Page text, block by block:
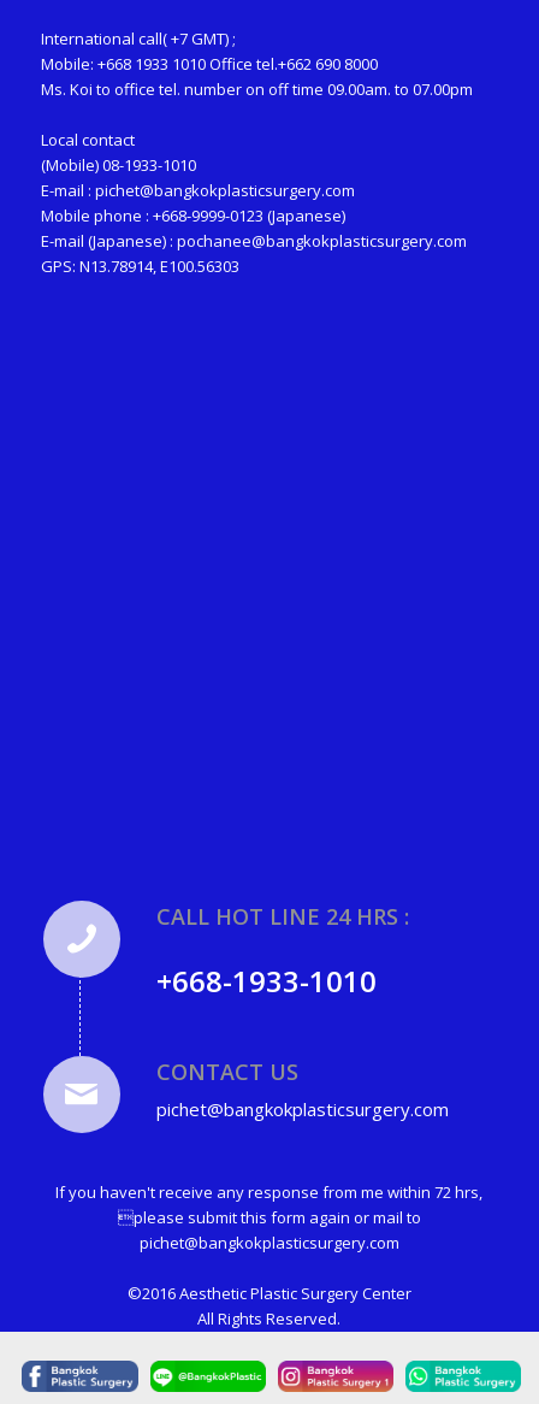
International call( +7 GMT) ;
Mobile: +668 1933 1010 Office tel.+662 690 8000
Ms. Koi to office tel. number on off time 09.00am. to 07.00pm
Local contact
(Mobile) 08-1933-1010
E-mail : pichet@bangkokplasticsurgery.com
Mobile phone : +668-9999-0123 (Japanese)
E-mail (Japanese) : pochanee@bangkokplasticsurgery.com
GPS: N13.78914, E100.56303
CALL HOT LINE 24 HRS :
+668-1933-1010
CONTACT US
pichet@bangkokplasticsurgery.com
If you haven't receive any response from me within 72 hrs,
please submit this form again or mail to
pichet@bangkokplasticsurgery.com
©2016 Aesthetic Plastic Surgery Center
All Rights Reserved.